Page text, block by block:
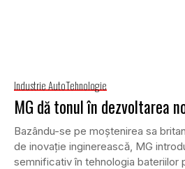
Industrie AutoTehnologie
MG dă tonul în dezvoltarea
Bazându-se pe moștenirea sa
de inovație inginerească, MG
semnificativ în tehnologia bateriilor